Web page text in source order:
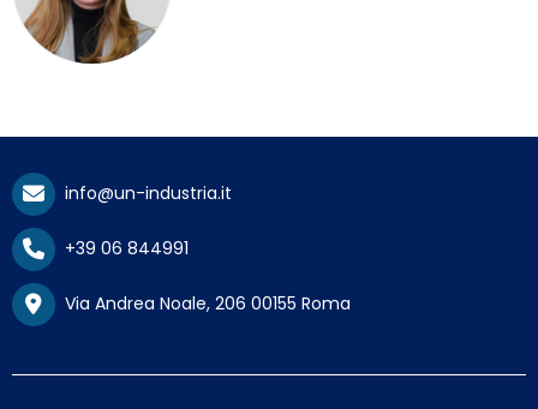
info@un-industria.it
+39 06 844991
Via Andrea Noale, 206 00155 Roma